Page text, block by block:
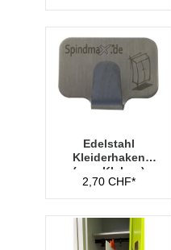
Edelstahl
Kleiderhaken
(zum Kleben)
2,70 CHF*